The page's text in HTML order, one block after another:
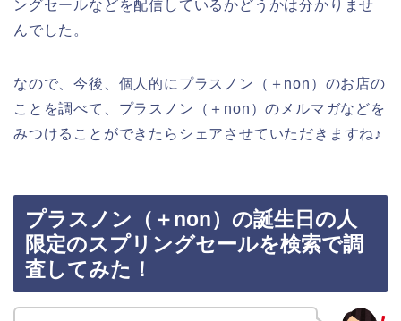
ングセールなどを配信しているかどうかは分かりませ
んでした。
なので、今後、個人的にプラスノン（＋non）のお店の
ことを調べて、プラスノン（＋non）のメルマガなどを
みつけることができたらシェアさせていただきますね♪
プラスノン（＋non）の誕生日の人
限定のスプリングセールを検索で調
査してみた！